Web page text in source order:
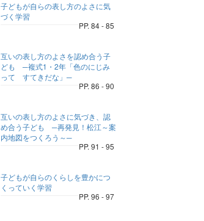
子どもが自らの表し方のよさに気
づく学習
PP. 84 - 85
互いの表し方のよさを認め合う子
ども ─複式1・2年「色のにじみ
って すてきだな」─
PP. 86 - 90
互いの表し方のよさに気づき、認
め合う子ども ─再発見！松江～案
内地図をつくろう～─
PP. 91 - 95
子どもが自らのくらしを豊かにつ
くっていく学習
PP. 96 - 97